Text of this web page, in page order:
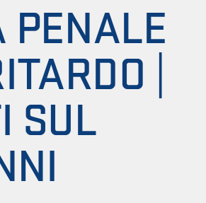
PENALE
|
SUL